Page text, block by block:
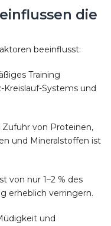
die
beeinflusst:
Training
Systems und
von Proteinen,
und Mineralstoffen ist
von nur 1–2 % des
erheblich verringern.
und